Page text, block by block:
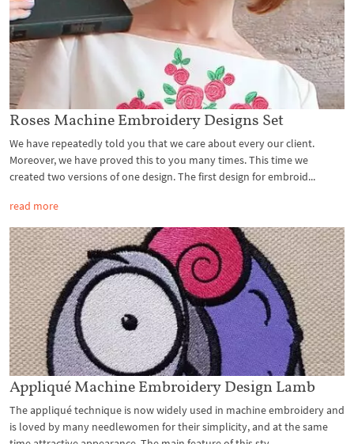
Roses Machine Embroidery Designs Set
We have repeatedly told you that we care about every our client.
Moreover, we have proved this to you many times. This time we
created two versions of one design. The first design for embroid...
read more
Appliqué Machine Embroidery Design Lamb
The appliqué technique is now widely used in machine embroidery and
is loved by many needlewomen for their simplicity, and at the same